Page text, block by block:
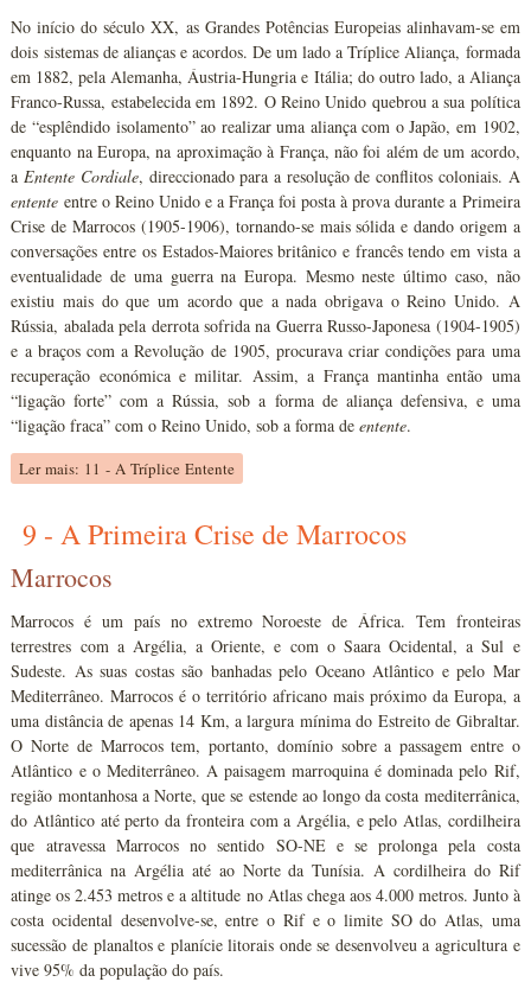
No início do século XX, as Grandes Potências Europeias alinhavam-se em
dois sistemas de alianças e acordos. De um lado a Tríplice Aliança, formada
em 1882, pela Alemanha, Áustria-Hungria e Itália; do outro lado, a Aliança
Franco-Russa, estabelecida em 1892. O Reino Unido quebrou a sua política
de “esplêndido isolamento” ao realizar uma aliança com o Japão, em 1902,
enquanto na Europa, na aproximação à França, não foi além de um acordo,
a Entente Cordiale, direccionado para a resolução de conflitos coloniais. A
entente entre o Reino Unido e a França foi posta à prova durante a Primeira
Crise de Marrocos (1905-1906), tornando-se mais sólida e dando origem a
conversações entre os Estados-Maiores britânico e francês tendo em vista a
eventualidade de uma guerra na Europa. Mesmo neste último caso, não
existiu mais do que um acordo que a nada obrigava o Reino Unido. A
Rússia, abalada pela derrota sofrida na Guerra Russo-Japonesa (1904-1905)
e a braços com a Revolução de 1905, procurava criar condições para uma
recuperação económica e militar. Assim, a França mantinha então uma
“ligação forte” com a Rússia, sob a forma de aliança defensiva, e uma
“ligação fraca” com o Reino Unido, sob a forma deentente.
Ler mais: 11 - A Tríplice Entente
9 - A Primeira Crise de Marrocos
Marrocos
Marrocos é um país no extremo Noroeste de África. Tem fronteiras
terrestres com a Argélia, a Oriente, e com o Saara Ocidental, a Sul e
Sudeste. As suas costas são banhadas pelo Oceano Atlântico e pelo Mar
Mediterrâneo. Marrocos é o território africano mais próximo da Europa, a
uma distância de apenas 14 Km, a largura mínima do Estreito de Gibraltar.
O Norte de Marrocos tem, portanto, domínio sobre a passagem entre o
Atlântico e o Mediterrâneo. A paisagem marroquina é dominada pelo Rif,
região montanhosa a Norte, que se estende ao longo da costa mediterrânica,
do Atlântico até perto da fronteira com a Argélia, e pelo Atlas, cordilheira
que atravessa Marrocos no sentido SO-NE e se prolonga pela costa
mediterrânica na Argélia até ao Norte da Tunísia. A cordilheira do Rif
atinge os 2.453 metros e a altitude no Atlas chega aos 4.000 metros. Junto à
costa ocidental desenvolve-se, entre o Rif e o limite SO do Atlas, uma
sucessão de planaltos e planície litorais onde se desenvolveu a agricultura e
vive 95% da população do país.